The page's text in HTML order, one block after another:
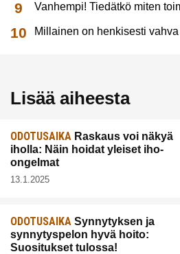
Vanhempi! Tiedätkö miten
Millainen on henkisesti
Lisää aiheesta
ODOTUSAIKA Raskaus voi näkyä
iholla: Näin hoidat yleiset iho-
ongelmat
13.1.2025
ODOTUSAIKA Synnytyksen ja
synnytyspelon hyvä hoito:
Suositukset tulossa!